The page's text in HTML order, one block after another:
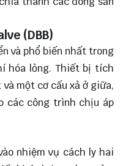
(DBB)
và phổ biến nhất trong
hóa lỏng. Thiết bị tích
một cơ cấu xả ở giữa,
các công trình chịu áp
nhiệm vụ cách ly hai